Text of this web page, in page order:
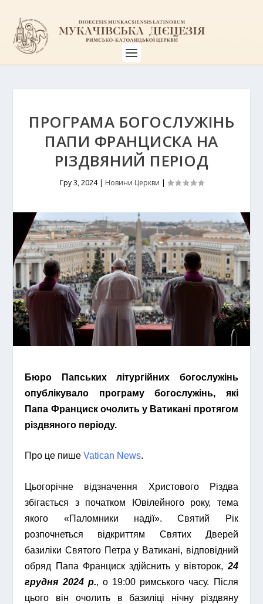
ПРОГРАМА БОГОСЛУЖІНЬ
ПАПИ ФРАНЦИСКА НА
РІЗДВЯНИЙ ПЕРІОД
Гру 3, 2024| Новини Церкви |
Бюро Папських літургійних богослужінь
опублікувало програму богослужінь, які
Папа Франциск очолить у Ватикані протягом
різдвяного періоду.
Про це пишеVatican News.
Цьогорічне відзначення Христового Різдва
збігається з початком Ювілейного року, тема
якого «Паломники надії». Святий Рік
розпочнеться відкриттям Святих Дверей
базиліки Святого Петра у Ватикані, відповідний
обряд Папа Франциск здійснить у вівторок, 24
грудня 2024 р., о 19:00 римського часу. Після
цього він очолить в базиліці нічну різдвяну